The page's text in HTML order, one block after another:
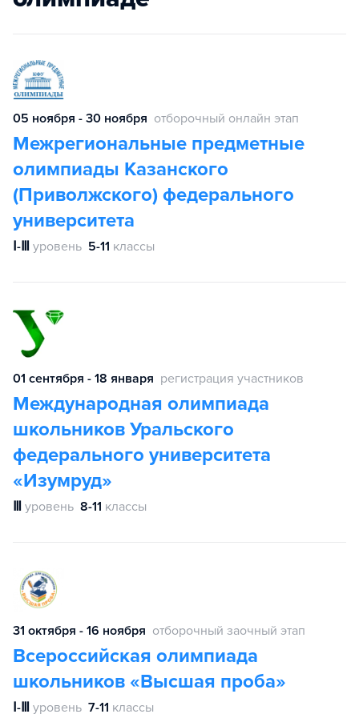
05 ноября - 30 ноября отборочный онлайн этап
Межрегиональные предметные
олимпиады Казанского
(Приволжского) федерального
университета
Ⅰ-Ⅲ уровень 5-11 классы
01 сентября - 18 января регистрация участников
Международная олимпиада
школьников Уральского
федерального университета
«Изумруд»
Ⅲ уровень 8-11 классы
31 октября - 16 ноября отборочный заочный этап
Всероссийская олимпиада
школьников «Высшая проба»
Ⅰ-Ⅲ уровень 7-11 классы